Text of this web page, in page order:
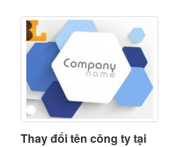
Thay đổi tên công ty tại